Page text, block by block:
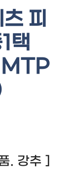
피
택
. 강추 ]